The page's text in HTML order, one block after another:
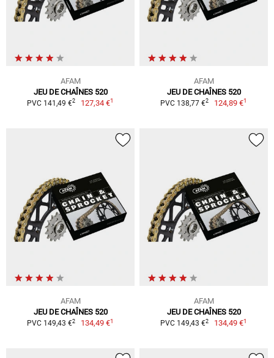
AFAM
JEU DE CHAÎNES 520
PVC 141,49 €2 127,34 €1
AFAM
JEU DE CHAÎNES 520
PVC 138,77 €2 124,89 €1
AFAM
JEU DE CHAÎNES 520
PVC 149,43 €2 134,49 €1
AFAM
JEU DE CHAÎNES 520
PVC 149,43 €2 134,49 €1